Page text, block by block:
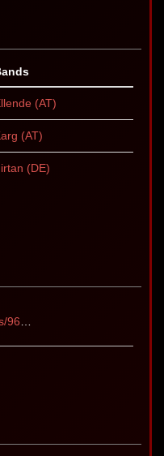
(AT)
(AT)
(DE)